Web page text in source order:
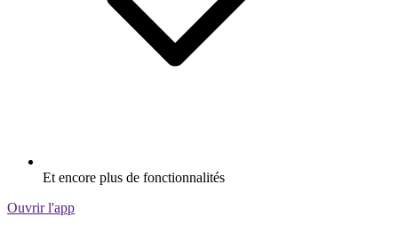
Et encore plus de fonctionnalités
Ouvrir l'app